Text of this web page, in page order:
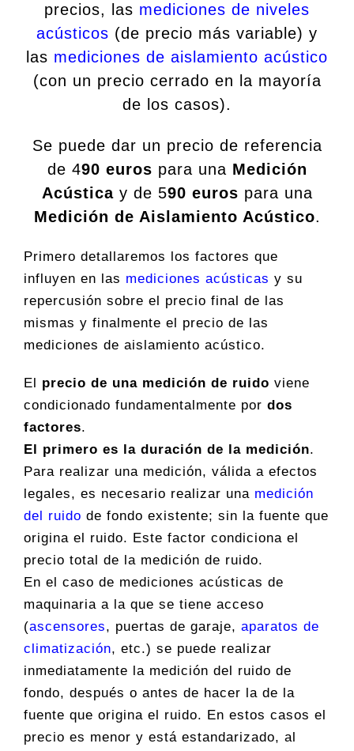
precios, las mediciones de niveles
acústicos (de precio más variable) y
las mediciones de aislamiento acústico
(con un precio cerrado en la mayoría
de los casos).
Se puede dar un precio de referencia
de 490 euros para una Medición
Acústicay de 590 euros para una
Medición de Aislamiento Acústico.
Primero detallaremos los factores que
influyen en las mediciones acústicas y su
repercusión sobre el precio final de las
mismas y finalmente el precio de las
mediciones de aislamiento acústico.
El precio de una medición de ruido viene
condicionado fundamentalmente por dos
factores.
El primero es la duración de la medición.
Para realizar una medición, válida a efectos
legales, es necesario realizar una medición
del ruido de fondo existente; sin la fuente que
origina el ruido. Este factor condiciona el
precio total de la medición de ruido.
En el caso de mediciones acústicas de
maquinaria a la que se tiene acceso
(ascensores, puertas de garaje, aparatos de
climatización, etc.) se puede realizar
inmediatamente la medición del ruido de
fondo, después o antes de hacer la de la
fuente que origina el ruido. En estos casos el
precio es menor y está estandarizado, al